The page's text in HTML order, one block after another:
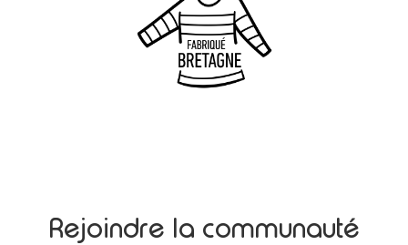
Rejoindre la communauté